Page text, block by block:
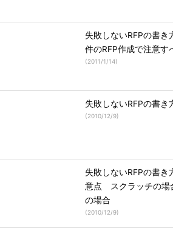
失敗しないRFPの書き
件のRFP作成で注意す
(2011/1/14)
失敗しないRFPの書き
(2010/12/9)
失敗しないRFPの書き
意点 スクラッチの場
の場合
(2010/12/9)